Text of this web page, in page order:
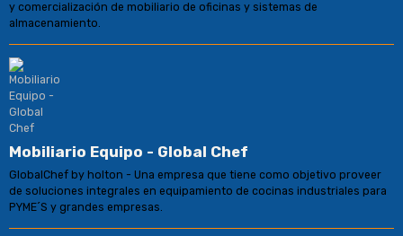
y comercialización de mobiliario de oficinas y sistemas de
almacenamiento.
Mobiliario Equipo - Global Chef
GlobalChef by holton - Una empresa que tiene como objetivo proveer
de soluciones integrales en equipamiento de cocinas industriales para
PYME´S y grandes empresas.